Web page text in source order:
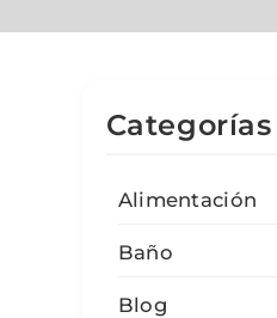
Categorías
Alimentación
Baño
Blog